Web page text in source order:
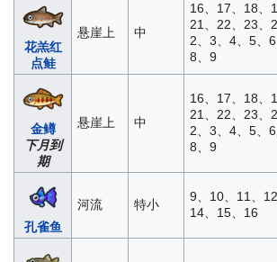
花羔红
点鲑
悬崖上 中
16、17、18、
21、22、23、
2、3、4、5、6
8、9
金鳟
下月到
期
悬崖上 中
16、17、18、
21、22、23、
2、3、4、5、6
8、9
孔雀鱼
河流 特小
9、10、11、12
14、15、16